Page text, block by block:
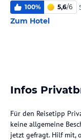
100% 5,6/6
Zum Hotel
Infos
Für den Reisetipp
keine allgemeine
jetzt gefragt. Hilf mit,